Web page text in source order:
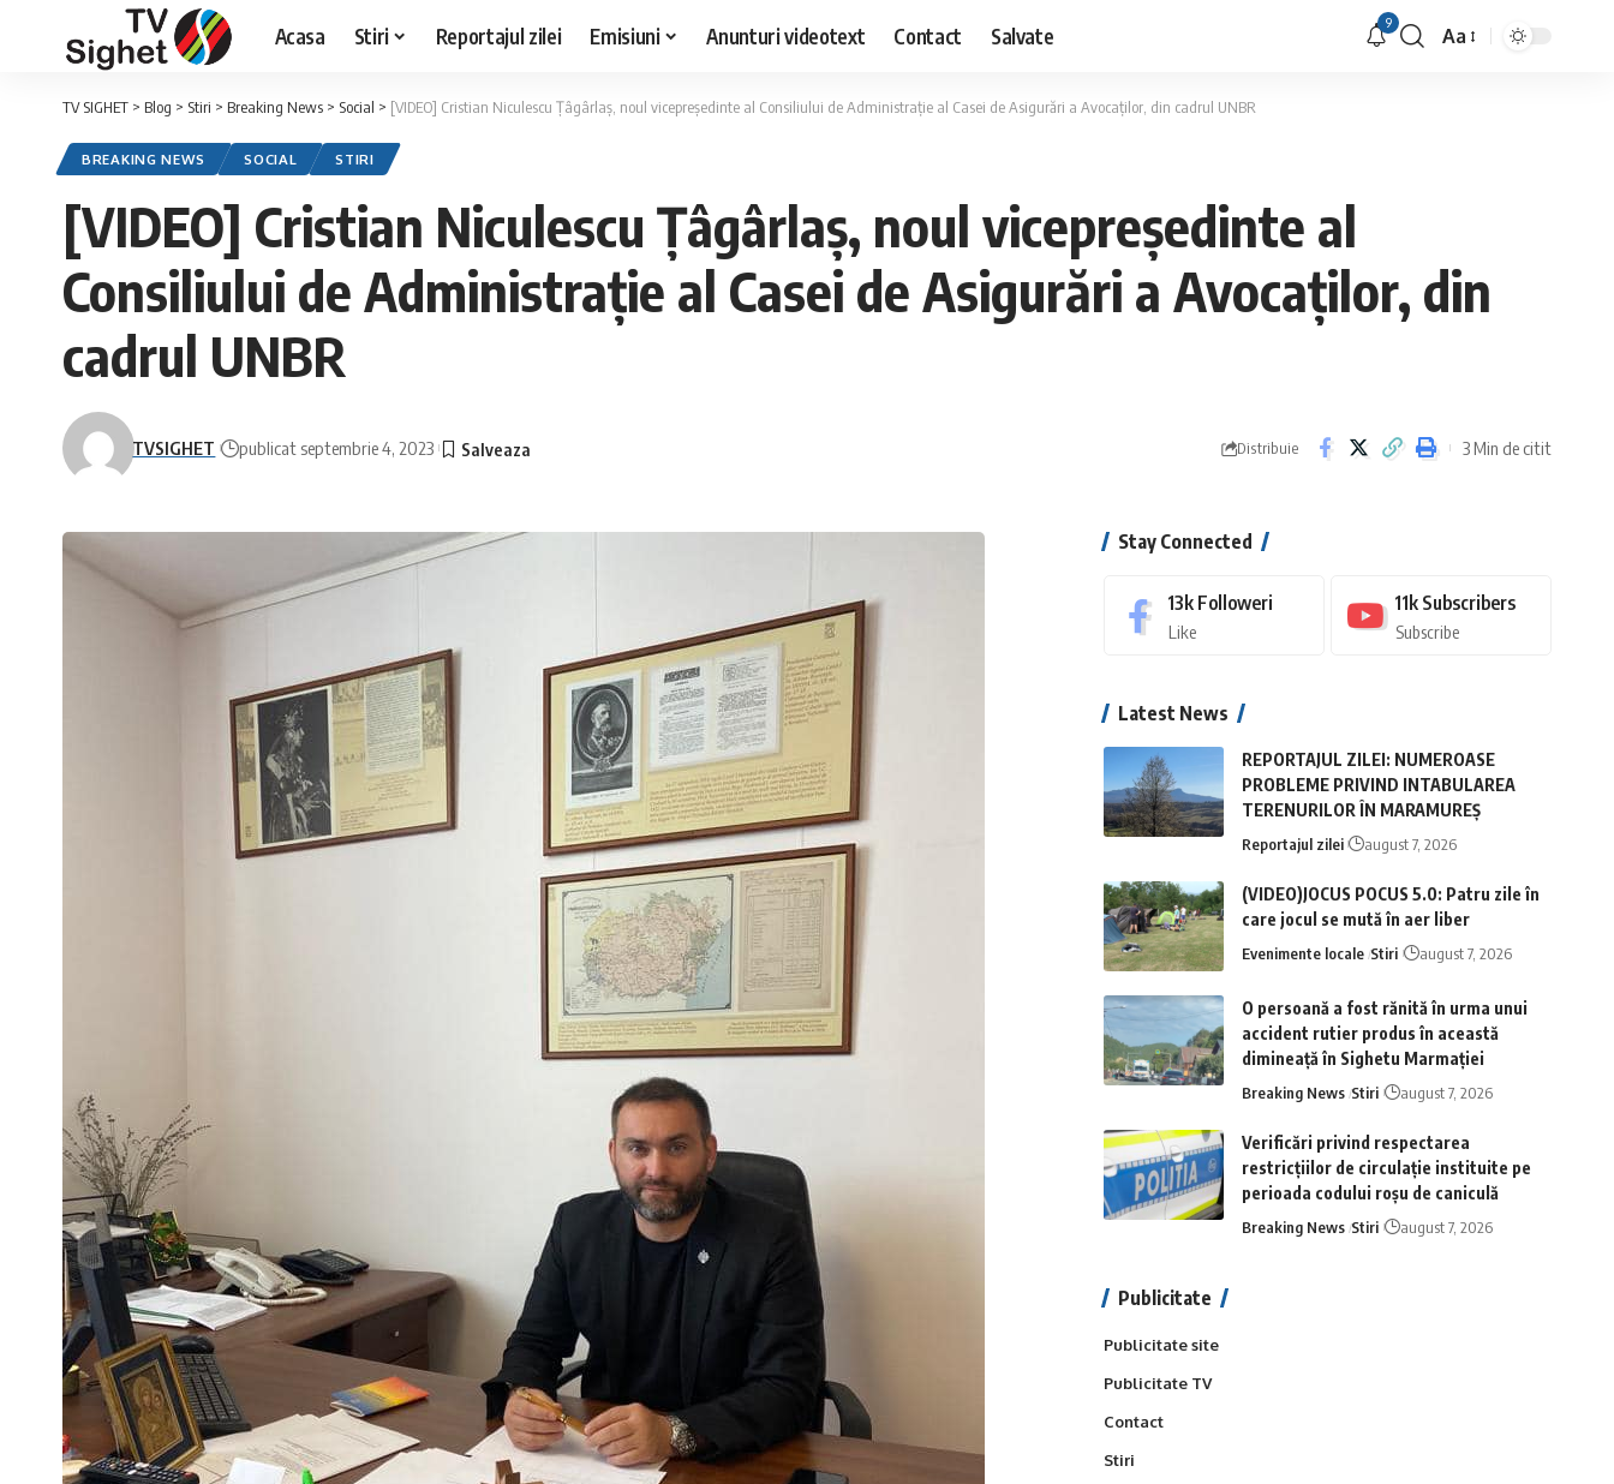
Acasa Stiri Reportajul zilei Emisiuni Anunturi videotext Contact Salvate 9
Font
Aa
TV SIGHET > Blog > Stiri > Breaking News > Social > [VIDEO] Cristian Niculescu Țâgârlaș, noul vicepreședinte al Consiliului de Administrație al Casei de Asigurări a Avocaților, din cadrul UNBR
BREAKING NEWS SOCIAL STIRI
[VIDEO] Cristian Niculescu Țâgârlaș, noul vicepreședinte al
Consiliului de Administrație al Casei de Asigurări a Avocaților, din
cadrul UNBR
TVSIGHET publicat septembrie 4, 2023 Distribuie 3 Min de citit
Stay Connected
13k Followeri
Like
11k Subscribers
Subscribe
Latest News
REPORTAJUL ZILEI: NUMEROASE
PROBLEME PRIVIND INTABULAREA
TERENURILOR ÎN MARAMUREȘ
Reportajul zilei august 7, 2026
(VIDEO)JOCUS POCUS 5.0: Patru zile în
care jocul se mută în aer liber
Evenimente locale Stiri august 7, 2026
O persoană a fost rănită în urma unui
accident rutier produs în această
dimineață în Sighetu Marmației
Breaking News Stiri august 7, 2026
Verificări privind respectarea
restricțiilor de circulație instituite pe
perioada codului roșu de caniculă
Breaking News Stiri august 7, 2026
Publicitate
Publicitate site
Publicitate TV
Contact
Stiri